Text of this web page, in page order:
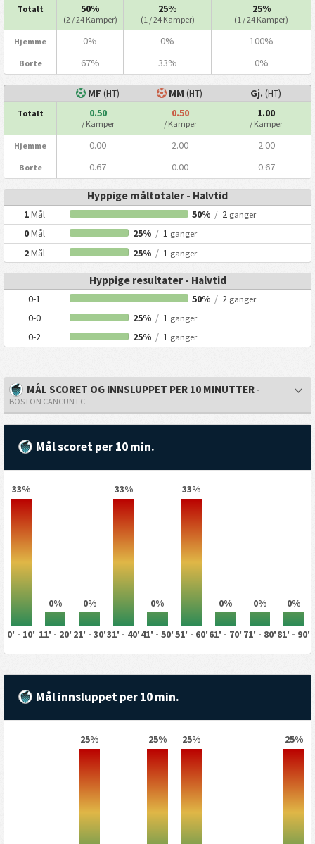
Totalt 50%
(2 / 24 Kamper)
25%
(1 / 24 Kamper)
25%
(1 / 24 Kamper)
Hjemme 0% 0% 100%
Borte 67% 33% 0%
MF (HT) MM (HT) Gj. (HT)
Totalt 0.50
/ Kamper
0.50
/ Kamper
1.00
/ Kamper
Hjemme 0.00 2.00 2.00
Borte 0.67 0.00 0.67
Hyppige måltotaler - Halvtid
1Mål 50% / 2 ganger
0Mål 25% /1 ganger
2Mål 25% /1 ganger
Hyppige resultater - Halvtid
0-1 50% / 2 ganger
0-0 25% /1 ganger
0-2 25% /1 ganger
MÅL SCORET OG INNSLUPPET PER 10 MINUTTER -
BOSTON CANCUN FC
Mål scoret per 10 min.
33%
0% 0%
33%
0%
33%
0% 0% 0%
0' - 10' 11' - 20' 21' - 30'31' - 40'41' - 50'51' - 60'61' - 70' 71' - 80'81' - 90'
Mål innsluppet per 10 min.
25% 25% 25% 25%